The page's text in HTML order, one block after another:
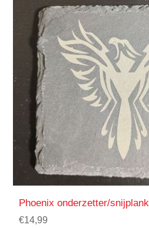
Phoenix onderzetter/snijplank
€14,99